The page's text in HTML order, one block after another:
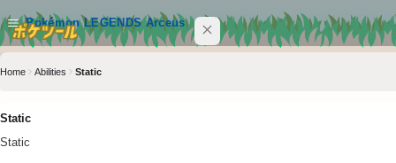
Pokémon LEGENDS Arceus
Pokémon LEGENDS Arceus
メインコンテンツへスキップ
Home Abilities Static
Static
Static